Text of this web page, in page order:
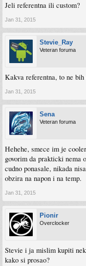
Jeli referentna ili custom?
Jan 31, 2015
Stevie_Ray
Veteran foruma
Kakva referentna, to ne bih
Jan 31, 2015
Sena
Veteran foruma
Hehehe, smece im je
govorim da prakticki nema
cudno ponasale, nikada
obzira na napon i na temp.
Jan 31, 2015
Pionir
Overclocker
Stevie i ja mislim kupiti
kako si prosao?